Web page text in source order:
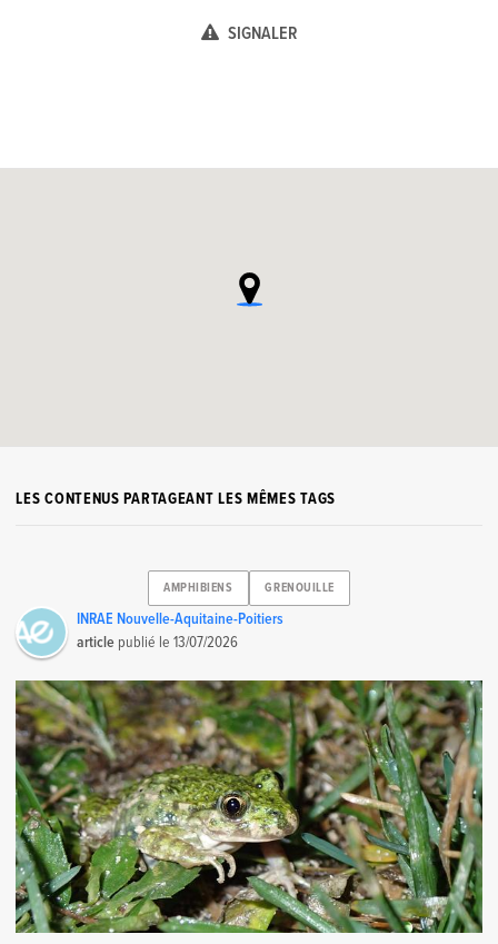
SIGNALER
LES CONTENUS PARTAGEANT LES MÊMES TAGS
AMPHIBIENS GRENOUILLE
INRAE Nouvelle-Aquitaine-Poitiers
article publié le13/07/2026